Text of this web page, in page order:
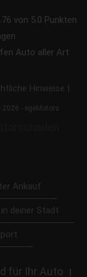
von 5.0 Punkten
Auto aller Art
Hinweise |
- egeMotors
Ankauf
deiner Stadt
für Ihr Auto |